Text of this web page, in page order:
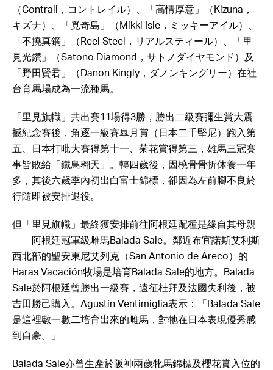
（Contrail，コントレイル）、「高情厚意」（Kizuna，
キズナ）、「覓奇島」（Mikki Isle，ミッキーアイル）、
「不撓真鋼」（Reel Steel，リアルスティール）、「里
見光鑽」（Satono Diamond，サトノダイヤモンド）及
「野田賢君」（Danon Kingly，ダノンキングリー）在社
台育馬場成為一流種馬。
「里見旗幟」共出賽11場得3勝，勝出二級賽彌生賞大震
撼紀念賽後，角逐一級賽皐月賞（日本二千堅尼）跑入第
五、日本打吡大賽得第十一、菊花賞得第三，雄馬三冠賽
事皆敗給「鐵鳥翱天」。轉四歲後，因橈骨骨折休養一年
多，其後六歲季內初出白富士錦標，卻因為左前腳不良於
行隨即被安排退役。
但「里見旗幟」最終獲安排前往阿根廷配種是緣自其母親
——阿根廷冠軍級雌馬Balada Sale。鄰近布宜諾斯艾利斯
西北部的聖安東尼艾列克（San Antonio de Areco）的
Haras Vacación牧場是培育Balada Sale的地方。Balada
Sale於阿根廷曾勝出一級賽，遠征杜拜及法國失利後，被
吉田勝己購入。Agustín Ventimiglia表示：「Balada Sale
是這裡數一數二培育出來的雌馬，對牠在日本表現優秀感
到自豪。」
Balada Sale亦曾生產於阪神兩歲牝馬錦標及櫻花賞入位的